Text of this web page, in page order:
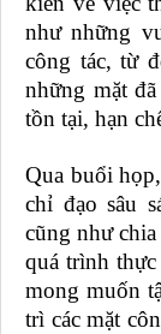
như những
công tác, từ
những mặt
tồn tại, hạn
Qua buổi
chỉ đạo sâu
cũng như
quá trình
mong muốn
trì các mặt